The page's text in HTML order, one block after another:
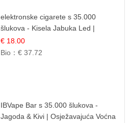
elektronske cigarete s 35.000
šlukova - Kisela Jabuka Led |
Osježavajući Kiselo-Slatki Okus
€ 18.00
Bio：€ 37.72
IBVape Bar s 35.000 šlukova -
Jagoda & Kivi | Osježavajuća Voćna